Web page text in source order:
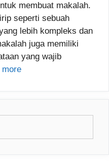
membuat makalah.
seperti sebuah
lebih kompleks dan
juga memiliki
yang wajib
more